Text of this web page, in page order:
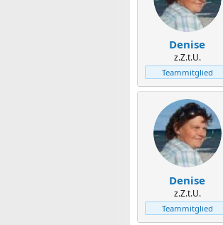
Denise
z.Z.t.U.
Teammitglied
Denise
z.Z.t.U.
Teammitglied